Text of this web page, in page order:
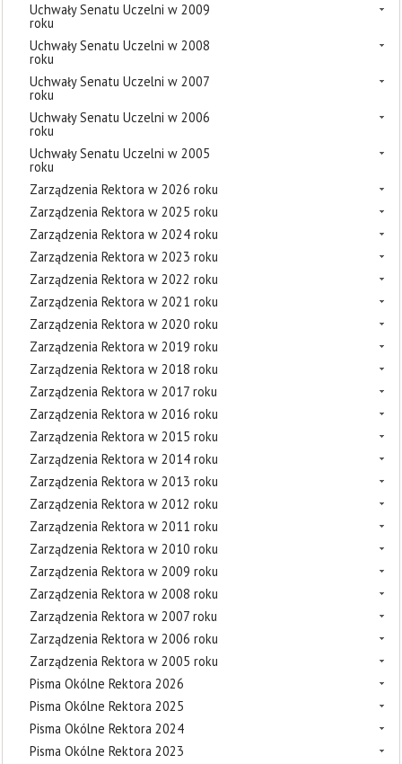
Uchwały Senatu Uczelni w 2009
roku
Uchwały Senatu Uczelni w 2008
roku
Uchwały Senatu Uczelni w 2007
roku
Uchwały Senatu Uczelni w 2006
roku
Uchwały Senatu Uczelni w 2005
roku
Zarządzenia Rektora w 2026 roku
Zarządzenia Rektora w 2025 roku
Zarządzenia Rektora w 2024 roku
Zarządzenia Rektora w 2023 roku
Zarządzenia Rektora w 2022 roku
Zarządzenia Rektora w 2021 roku
Zarządzenia Rektora w 2020 roku
Zarządzenia Rektora w 2019 roku
Zarządzenia Rektora w 2018 roku
Zarządzenia Rektora w 2017 roku
Zarządzenia Rektora w 2016 roku
Zarządzenia Rektora w 2015 roku
Zarządzenia Rektora w 2014 roku
Zarządzenia Rektora w 2013 roku
Zarządzenia Rektora w 2012 roku
Zarządzenia Rektora w 2011 roku
Zarządzenia Rektora w 2010 roku
Zarządzenia Rektora w 2009 roku
Zarządzenia Rektora w 2008 roku
Zarządzenia Rektora w 2007 roku
Zarządzenia Rektora w 2006 roku
Zarządzenia Rektora w 2005 roku
Pisma Okólne Rektora 2026
Pisma Okólne Rektora 2025
Pisma Okólne Rektora 2024
Pisma Okólne Rektora 2023